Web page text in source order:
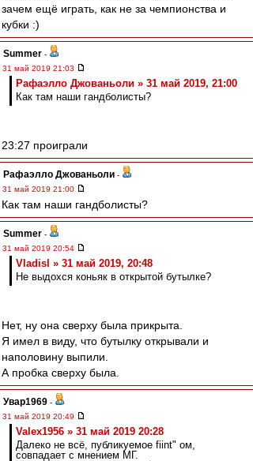
зачем ещё играть, как не за чемпионства и
кубки :)
Summer -
31 май 2019 21:03
Рафаэлло Джованьоли » 31 май 2019, 21:00
Как там наши гандболисты?
23:27 проиграли
Рафаэлло Джованьоли -
31 май 2019 21:00
Как там наши гандболисты?
Summer -
31 май 2019 20:54
Vladisl » 31 май 2019, 20:48
Не выдохся коньяк в открытой бутылке?
Нет, ну она сверху была прикрыта.
Я имел в виду, что бутылку открывали и
наполовину выпили.
А пробка сверху была.
Увар1969 -
31 май 2019 20:49
Valex1956 » 31 май 2019 20:28
Далеко не всё, публикуемое fiint" ом,
совпадает с мнением МГ.